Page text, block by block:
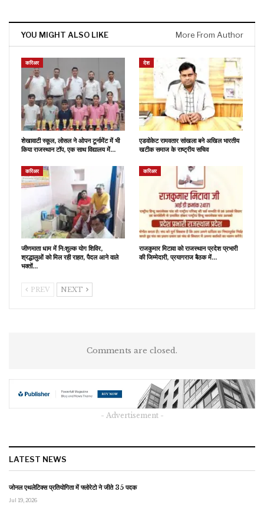
YOU MIGHT ALSO LIKE More From Author
करिअर
शेखावाटी स्कूल, लोसल ने ओपन टूर्नामेंट में भी
किया राजस्थान टॉप, एक साथ विद्यालय में…
देश
एडवोकेट रामवतार सांखला बने अखिल भारतीय
खटीक समाज के राष्ट्रीय सचिव
करिअर
जीणमाता धाम में नि:शुल्क योग शिविर,
श्रद्धालुओं को मिल रही राहत, पैदल आने वाले
भक्तों…
करिअर
राजकुमार मिटावा को राजस्थान प्रदेश प्रभारी
की जिम्मेदारी, प्रयागराज बैठक में…
PREV NEXT
Comments are closed.
- Advertisement -
LATEST NEWS
जोनल एथलेटिक्स प्रतियोगिता में फ्लोरेटो ने जीते 35 पदक
Jul 19, 2026